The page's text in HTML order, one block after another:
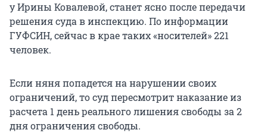
у Ирины Ковалевой, станет ясно после передачи
решения суда в инспекцию. По информации
ГУФСИН, сейчас в крае таких «носителей» 221
человек.
Если няня попадется на нарушении своих
ограничений, то суд пересмотрит наказание из
расчета 1 день реального лишения свободы за 2
дня ограничения свободы.